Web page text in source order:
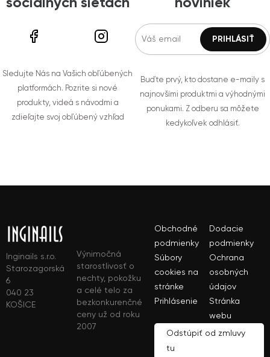
sociálnych sieťach
Sledujte Nás na Vašich obľúbených
platformách. Pozrite si nové
produkty, videá s návodmi a
zdieľajte svoj obľúbený vzhľad
noviniek
Buďte prvý, kto dostane e-maily s
najnovšími produktmi a výhodnými
ponukami. Z odberu sa môžete
kedykoľvek odhlásiť.
Inginails s.r.o.
Starozagorská
6
040 23
KOŠICE
Výnimočná
starostlivosť o
nechty, pokožku
a celé telo za
bezkonkurenčné
ceny už od roku
2007
Obchodné
podmienky
Dodacie
podmienky
Súbory
cookies na
stránke
Ochrana
osobných
údajov
Prihlásenie
Stránka
webu
Odstúpiť od zmluvy
tu